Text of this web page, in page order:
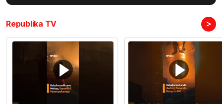
Republika TV >